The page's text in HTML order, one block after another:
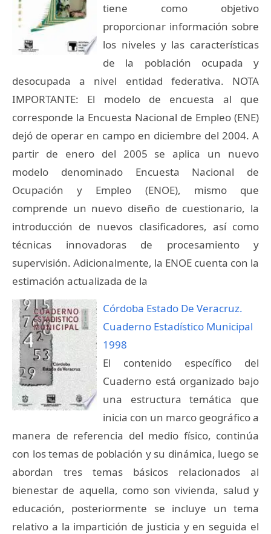
tiene como objetivo
proporcionar información sobre
los niveles y las características
de la población ocupada y
desocupada a nivel entidad federativa. NOTA
IMPORTANTE: El modelo de encuesta al que
corresponde la Encuesta Nacional de Empleo (ENE)
dejó de operar en campo en diciembre del 2004. A
partir de enero del 2005 se aplica un nuevo
modelo denominado Encuesta Nacional de
Ocupación y Empleo (ENOE), mismo que
comprende un nuevo diseño de cuestionario, la
introducción de nuevos clasificadores, así como
técnicas innovadoras de procesamiento y
supervisión. Adicionalmente, la ENOE cuenta con la
estimación actualizada de la
Córdoba Estado De Veracruz.
Cuaderno Estadístico Municipal
1998
El contenido específico del
Cuaderno está organizado bajo
una estructura temática que
inicia con un marco geográfico a
manera de referencia del medio físico, continúa
con los temas de población y su dinámica, luego se
abordan tres temas básicos relacionados al
bienestar de aquella, como son vivienda, salud y
educación, posteriormente se incluye un tema
relativo a la impartición de justicia y en seguida el